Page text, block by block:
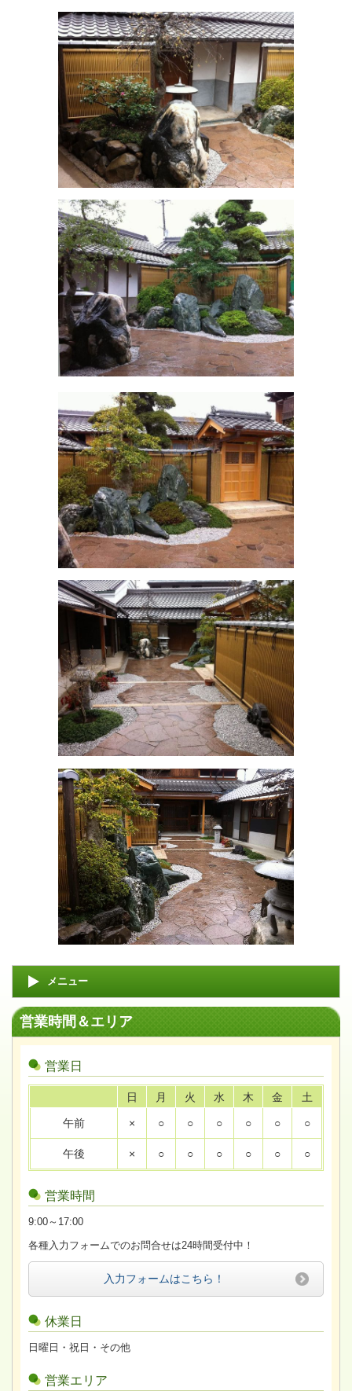
メニュー
営業時間＆エリア
営業日
日 月 火 水 木 金 土
午前 × ○ ○ ○ ○ ○ ○
午後 × ○ ○ ○ ○ ○ ○
営業時間
9:00～17:00
各種入力フォームでのお問合せは24時間受付中！
入力フォームはこちら！
休業日
日曜日・祝日・その他
営業エリア